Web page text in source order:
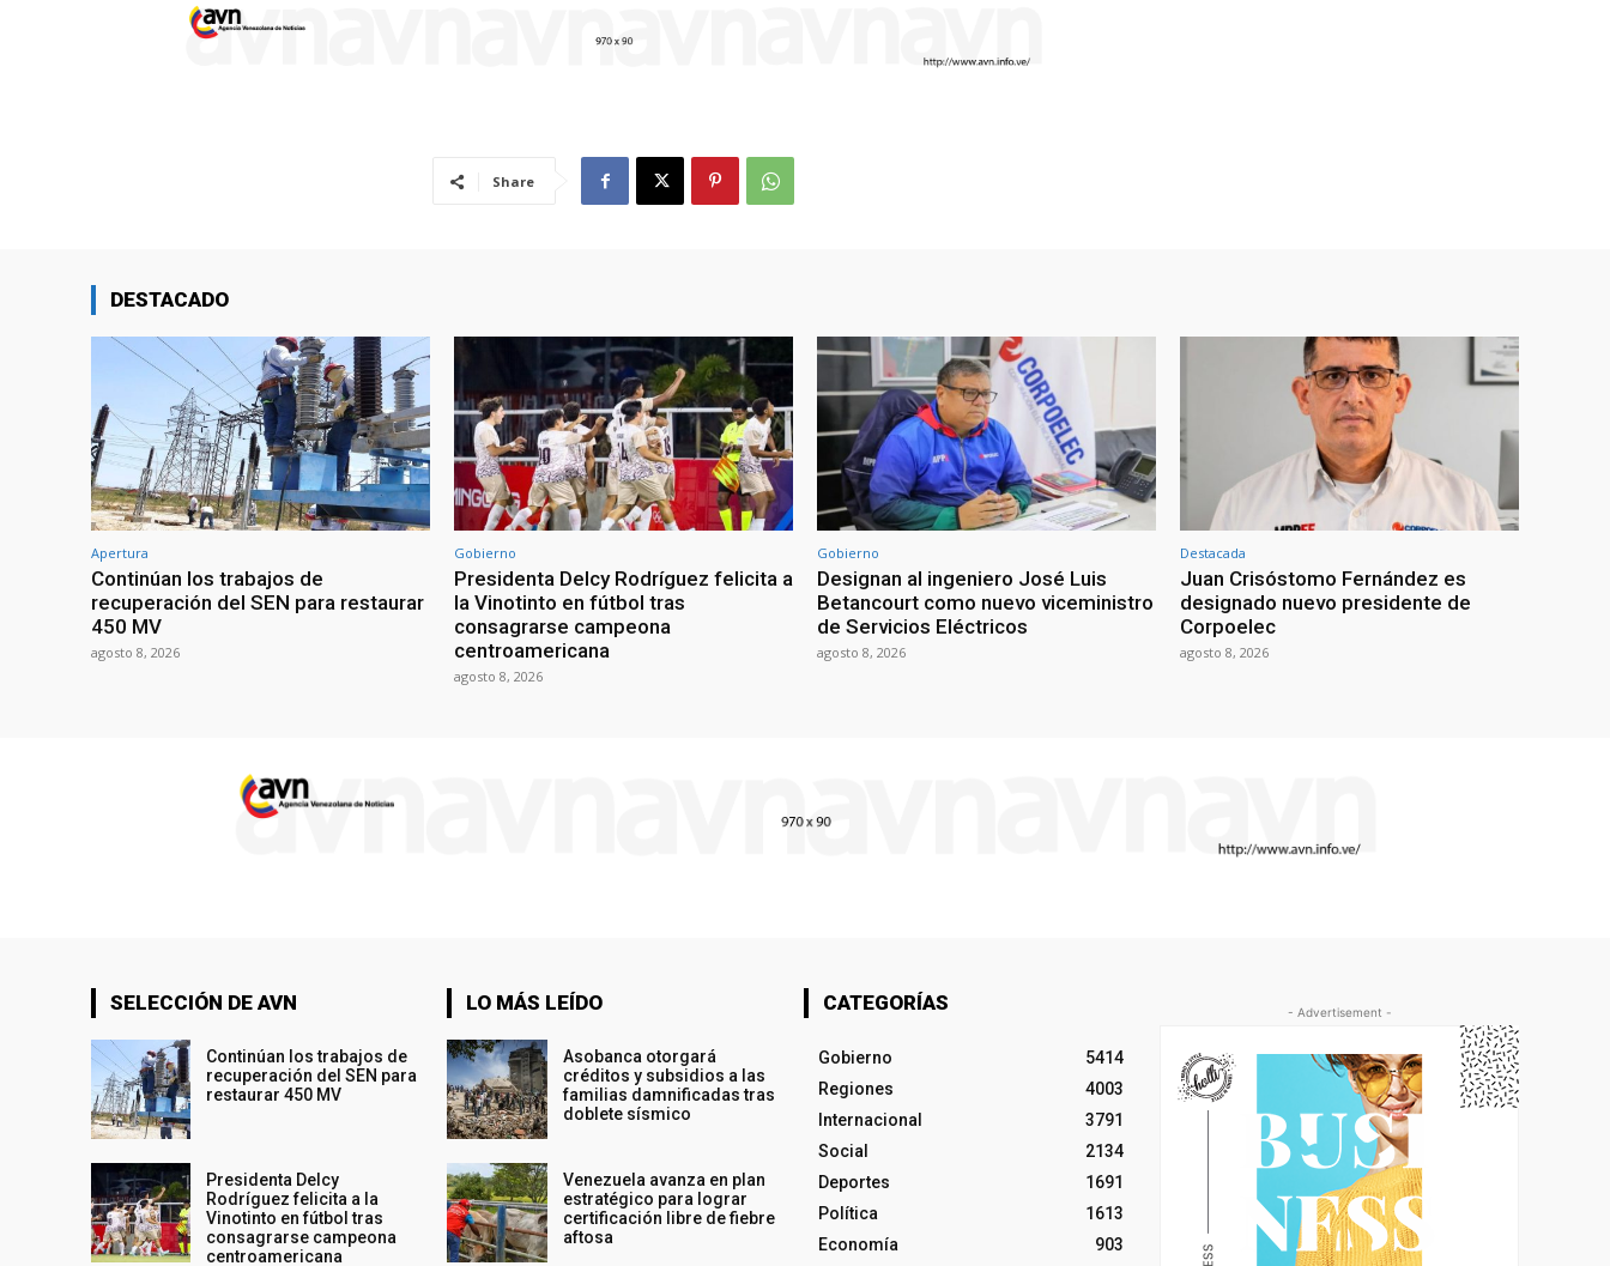
Share
DESTACADO
Apertura
Continúan los trabajos de
recuperación del SEN para restaurar
450 MV
agosto 8, 2026
Gobierno
Presidenta Delcy Rodríguez felicita a
la Vinotinto en fútbol tras
consagrarse campeona
centroamericana
agosto 8, 2026
Gobierno
Designan al ingeniero José Luis
Betancourt como nuevo viceministro
de Servicios Eléctricos
agosto 8, 2026
Destacada
Juan Crisóstomo Fernández es
designado nuevo presidente de
Corpoelec
agosto 8, 2026
SELECCIÓN DE AVN
Continúan los trabajos de
recuperación del SEN para
restaurar 450 MV
Presidenta Delcy
Rodríguez felicita a la
Vinotinto en fútbol tras
consagrarse campeona
centroamericana
LO MÁS LEÍDO
Asobanca otorgará
créditos y subsidios a las
familias damnificadas tras
doblete sísmico
Venezuela avanza en plan
estratégico para lograr
certificación libre de fiebre
aftosa
CATEGORÍAS
Gobierno
5414
Regiones
4003
Internacional
3791
Social
2134
Deportes
1691
Política
1613
Economía
903
- Advertisement -